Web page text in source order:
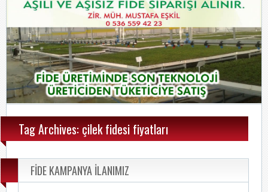
Tag Archives: çilek fidesi fiyatları
FİDE KAMPANYA İLANIMIZ